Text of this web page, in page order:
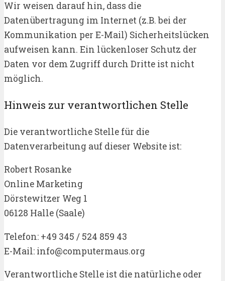
Wir weisen darauf hin, dass die
Datenübertragung im Internet (z.B. bei der
Kommunikation per E-Mail) Sicherheitslücken
aufweisen kann. Ein lückenloser Schutz der
Daten vor dem Zugriff durch Dritte ist nicht
möglich.
Hinweis zur verantwortlichen Stelle
Die verantwortliche Stelle für die
Datenverarbeitung auf dieser Website ist:
Robert Rosanke
Online Marketing
Dörstewitzer Weg 1
06128 Halle (Saale)
Telefon: +49 345 / 524 859 43
E-Mail: info@computermaus.org
Verantwortliche Stelle ist die natürliche oder